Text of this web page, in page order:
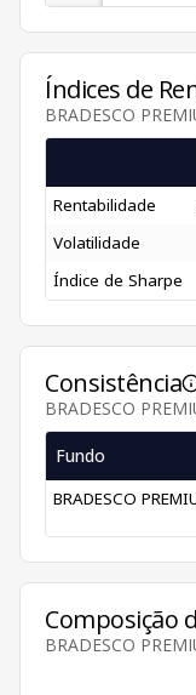
Índices de
BRADESCO
Rentabilidade
Volatilidade
Índice de Sharpe
Consistência
BRADESCO
Fundo
BRADESCO
Composição
BRADESCO